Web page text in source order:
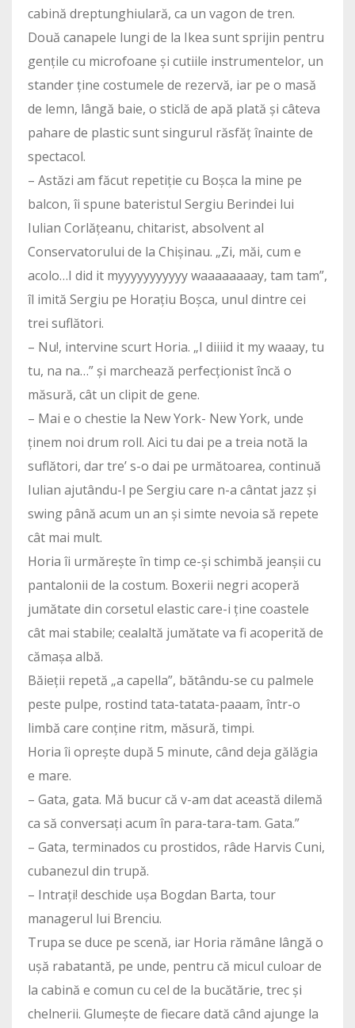
cabină dreptunghiulară, ca un vagon de tren.
Două canapele lungi de la Ikea sunt sprijin pentru
gențile cu microfoane și cutiile instrumentelor, un
stander ține costumele de rezervă, iar pe o masă
de lemn, lângă baie, o sticlă de apă plată și câteva
pahare de plastic sunt singurul răsfăț înainte de
spectacol.
– Astăzi am făcut repetiție cu Boșca la mine pe
balcon, îi spune bateristul Sergiu Berindei lui
Iulian Corlățeanu, chitarist, absolvent al
Conservatorului de la Chișinau. „Zi, măi, cum e
acolo…I did it myyyyyyyyyyy waaaaaaaay, tam tam”,
îl imită Sergiu pe Horațiu Boșca, unul dintre cei
trei suflători.
– Nu!, intervine scurt Horia. „I diiiid it my waaay, tu
tu, na na…” și marchează perfecționist încă o
măsură, cât un clipit de gene.
– Mai e o chestie la New York- New York, unde
ținem noi drum roll. Aici tu dai pe a treia notă la
suflători, dar tre’ s-o dai pe următoarea, continuă
Iulian ajutându-l pe Sergiu care n-a cântat jazz și
swing până acum un an și simte nevoia să repete
cât mai mult.
Horia îi urmărește în timp ce-și schimbă jeanșii cu
pantalonii de la costum. Boxerii negri acoperă
jumătate din corsetul elastic care-i ține coastele
cât mai stabile; cealaltă jumătate va fi acoperită de
cămașa albă.
Băieții repetă „a capella”, bătându-se cu palmele
peste pulpe, rostind tata-tatata-paaam, într-o
limbă care conține ritm, măsură, timpi.
Horia îi oprește după 5 minute, când deja gălăgia
e mare.
– Gata, gata. Mă bucur că v-am dat această dilemă
ca să conversați acum în para-tara-tam. Gata.”
– Gata, terminados cu prostidos, râde Harvis Cuni,
cubanezul din trupă.
– Intrați! deschide ușa Bogdan Barta, tour
managerul lui Brenciu.
Trupa se duce pe scenă, iar Horia rămâne lângă o
ușă rabatantă, pe unde, pentru că micul culoar de
la cabină e comun cu cel de la bucătărie, trec și
chelnerii. Glumește de fiecare dată când ajunge la